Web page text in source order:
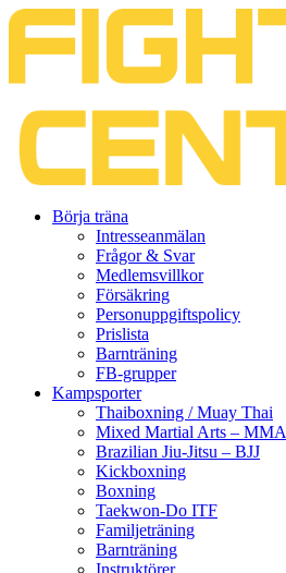
Börja träna
Intresseanmälan
Frågor & Svar
Medlemsvillkor
Försäkring
Personuppgiftspolicy
Prislista
Barnträning
FB-grupper
Kampsporter
Thaiboxning / Muay Thai
Mixed Martial Arts – MMA
Brazilian Jiu-Jitsu – BJJ
Kickboxning
Boxning
Taekwon-Do ITF
Familjeträning
Barnträning